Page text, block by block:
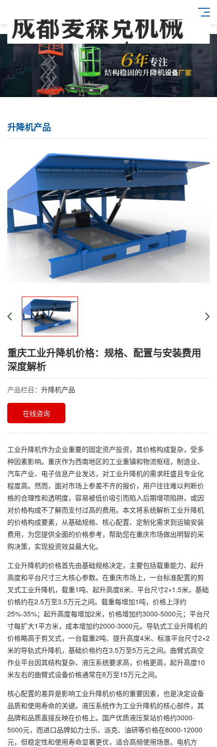
升降机产品
重庆工业升降机价格：规格、配置与安装费用
深度解析
产品栏目： 升降机产品
在线咨询
工业升降机作为企业重要的固定资产投资，其价格构成复杂，受多
种因素影响。重庆作为西南地区的工业重镇和物流枢纽，制造业、
汽车产业、电子信息产业发达，对工业升降机的需求旺盛且专业化
程度高。然而，面对市场上参差不齐的报价，用户往往难以判断价
格的合理性和透明度，容易被低价吸引而陷入后期增项陷阱，或因
对价格构成不了解而支付过高的费用。本文将系统解析工业升降机
的价格构成要素，从基础规格、核心配置、定制化需求到运输安装
费用，为您提供全面的价格参考，帮助您在重庆市场做出明智的采
购决策，实现投资效益最大化。
工业升降机的价格首先由基础规格决定，主要包括载重能力、起升
高度和平台尺寸三大核心参数。在重庆市场上，一台标准配置的剪
叉式工业升降机，载重1吨、起升高度6米、平台尺寸2×1.5米，基础
价格约在2.5万至3.5万元之间。载重每增加1吨，价格上浮约
25%-35%；起升高度每增加2米，价格增加约3000-5000元；平台尺
寸每扩大1平方米，成本增加约2000-3000元。导轨式工业升降机的
价格略高于剪叉式，一台载重2吨、提升高度4米、标准平台尺寸2×2
米的导轨式升降机，基础价格约在3.5万至5万元之间。曲臂式高空
作业平台因其结构复杂、液压系统要求高，价格更高，起升高度10
米左右的曲臂式设备价格通常在8万至15万元之间。
核心配置的差异是影响工业升降机价格的重要因素，也是决定设备
品质和使用寿命的关键。液压系统作为工业升降机的核心部件，其
品牌和品质直接反映在价格上。国产优质液压泵站价格约3000-
5000元，而进口品牌如力士乐、派克、油研等价格在8000-12000
元，但稳定性和使用寿命显著更优，适合高频使用场景。电机方